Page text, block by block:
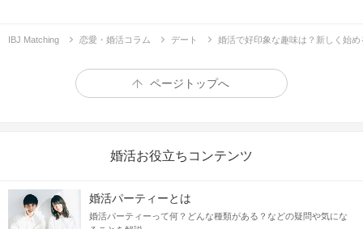
IBJ Matching 恋愛・婚活コラム デート 婚活で好印象な趣味は？新しく始
ページトップへ
婚活お役立ちコンテンツ
婚活パーティーとは
婚活パーティーって何？どんな種類がある？などの疑問や気にな